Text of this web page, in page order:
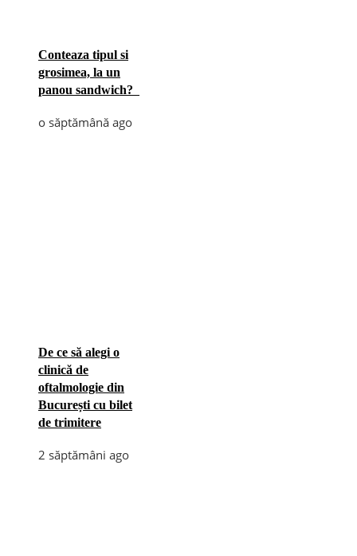
Conteaza tipul si
grosimea, la un
panou sandwich?
o săptămână ago
De ce să alegi o
clinică de
oftalmologie din
București cu bilet
de trimitere
2 săptămâni ago